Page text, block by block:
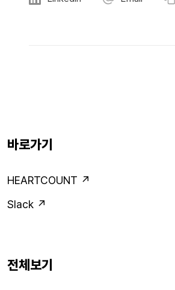
바로가기
HEARTCOUNT ↗
Slack ↗
전체보기